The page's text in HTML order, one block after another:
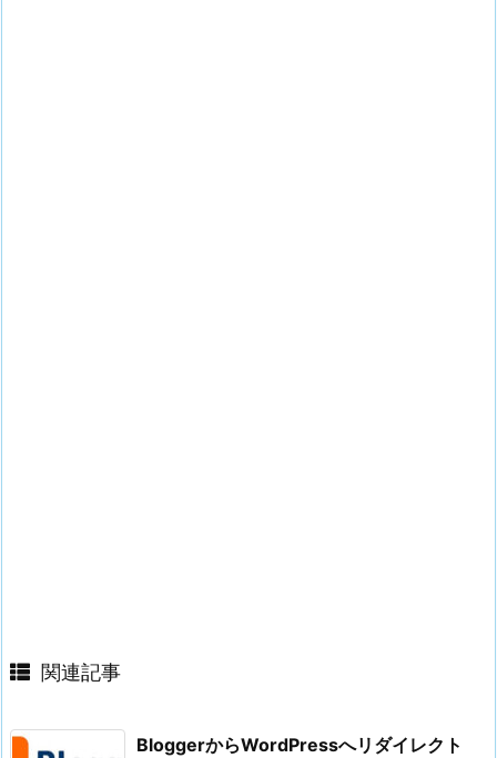
関連記事
BloggerからWordPressへリダイレクト